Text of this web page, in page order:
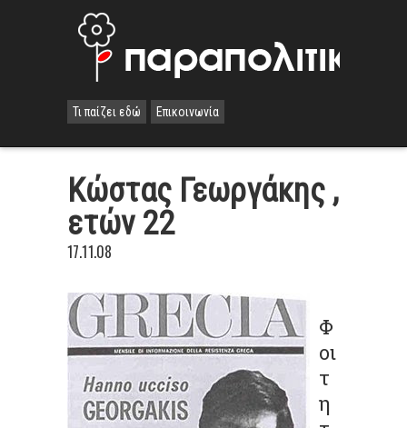
Τι παίζει εδώ Επικοινωνία
Κώστας Γεωργάκης ,
ετών 22
17.11.08
Φ
οι
τ
η